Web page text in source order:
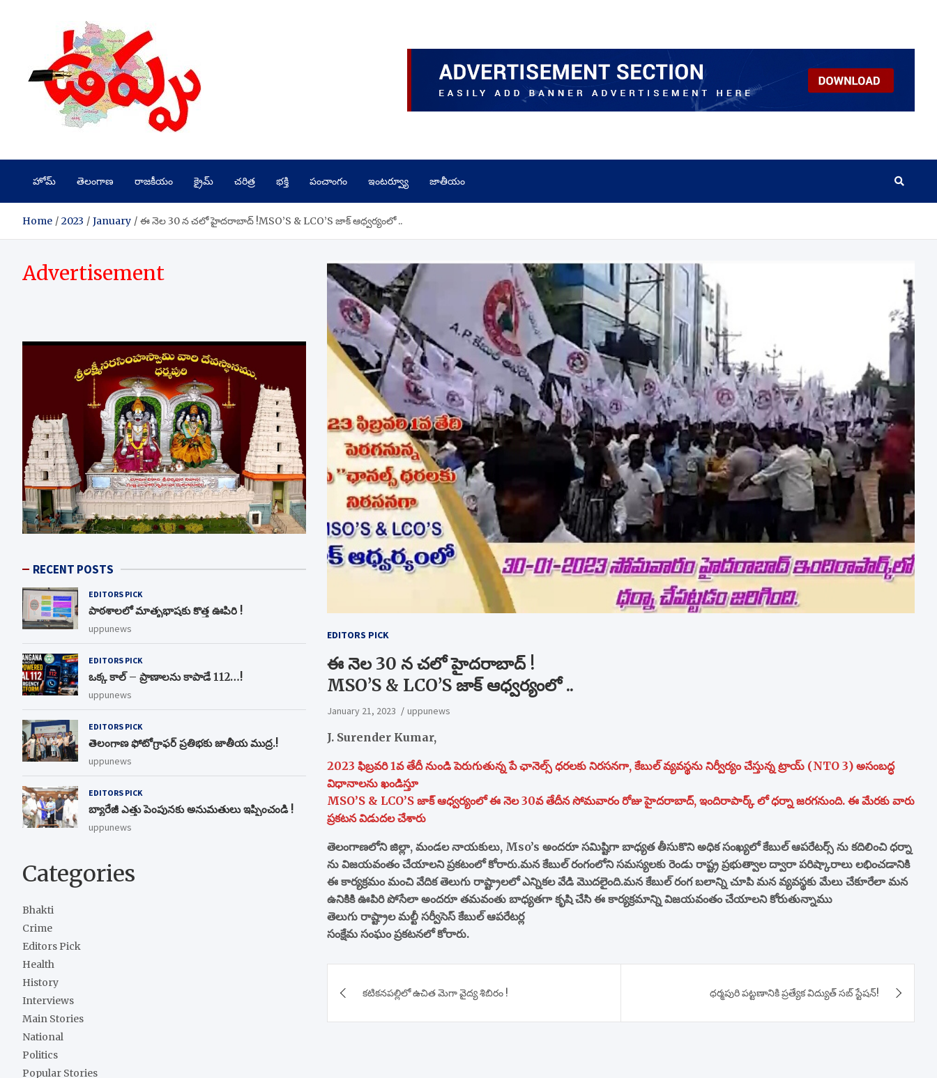
హోమ్ తెలంగాణ రాజకీయం క్రైమ్ చరిత్ర భక్తి పంచాంగం ఇంటర్వ్యూ జాతీయం
Home 2023 January ఈ నెల 30 న చలో హైదరాబాద్ !MSO’S & LCO’S జాక్ ఆధ్వర్యంలో ..
EDITORS PICK
ఈ నెల 30 న చలో హైదరాబాద్ !
MSO’S & LCO’S జాక్ ఆధ్వర్యంలో ..
January 21, 2023 uppunews
J. Surender Kumar,
2023 ఫిబ్రవరి 1వ తేదీ నుండి పెరుగుతున్న పే ఛానెల్స్ ధరలకు నిరసనగా, కేబుల్ వ్యవస్థను నిర్వీర్యం చేస్తున్న ట్రాయ్ (NTO 3) అసంబద్ధ
విధానాలను ఖండిస్తూ
MSO’S & LCO’S జాక్ ఆధ్వర్యంలో ఈ నెల 30వ తేదీన సోమవారం రోజు హైదరాబాద్, ఇందిరాపార్క్ లో ధర్నా జరగనుంది. ఈ మేరకు వారు
ప్రకటన విడుదల చేశారు
తెలంగాణలోని జిల్లా, మండల నాయకులు, Mso’s అందరూ సమిష్టిగా బాధ్యత తీసుకొని అధిక సంఖ్యలో కేబుల్ ఆపరేటర్స్ ను కదిలించి ధర్నా
ను విజయవంతం చేయాలని ప్రకటంలో కోరారు.మన కేబుల్ రంగంలోని సమస్యలకు రెండు రాష్ట్ర ప్రభుత్వాల ద్వారా పరిష్కారాలు లభించడానికి
ఈ కార్యక్రమం మంచి వేదిక తెలుగు రాష్ట్రాలలో ఎన్నికల వేడి మొదలైంది.మన కేబుల్ రంగ బలాన్ని చూపి మన వ్యవస్థకు మేలు చేకూరేలా మన
ఉనికికి ఊపిరి పోసేలా అందరూ తమవంతు బాధ్యతగా కృషి చేసి ఈ కార్యక్రమాన్ని విజయవంతం చేయాలని కోరుతున్నాము
తెలుగు రాష్ట్రాల మల్టీ సర్వీసెస్ కేబుల్ ఆపరేటర్ల
సంక్షేమ సంఘం ప్రకటనలో కోరారు.
navigation
కటికనపల్లిలో ఉచిత మెగా వైద్య శిబిరం ! ధర్మపురి పట్టణానికి ప్రత్యేక విద్యుత్ సబ్ స్టేషన్!
Advertisement
RECENT POSTS
EDITORS PICK
పాఠశాలలో మాతృభాషకు కొత్త ఊపిరి !
uppunews
EDITORS PICK
ఒక్క కాల్ – ప్రాణాలను కాపాడే 112…!
uppunews
EDITORS PICK
తెలంగాణ ఫోటోగ్రాఫర్ ప్రతిభకు జాతీయ ముద్ర.!
uppunews
EDITORS PICK
బ్యారేజీ ఎత్తు పెంపున‌కు అనుమ‌తులు ఇప్పించండి !
uppunews
Categories
Bhakti
Crime
Editors Pick
Health
History
Interviews
Main Stories
National
Politics
Popular Stories